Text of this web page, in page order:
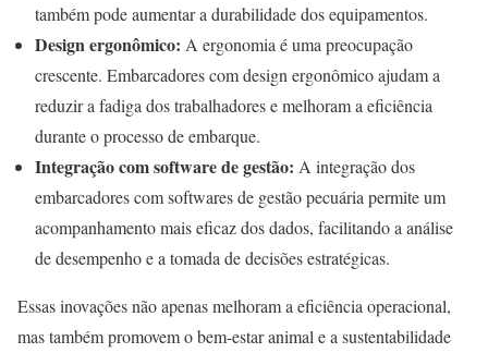
também pode aumentar a durabilidade dos equipamentos.
Design ergonômico: A ergonomia é uma preocupação
crescente. Embarcadores com design ergonômico ajudam a
reduzir a fadiga dos trabalhadores e melhoram a eficiência
durante o processo de embarque.
Integração com software de gestão: A integração dos
embarcadores com softwares de gestão pecuária permite um
acompanhamento mais eficaz dos dados, facilitando a análise
de desempenho e a tomada de decisões estratégicas.
Essas inovações não apenas melhoram a eficiência operacional,
mas também promovem o bem-estar animal e a sustentabilidade